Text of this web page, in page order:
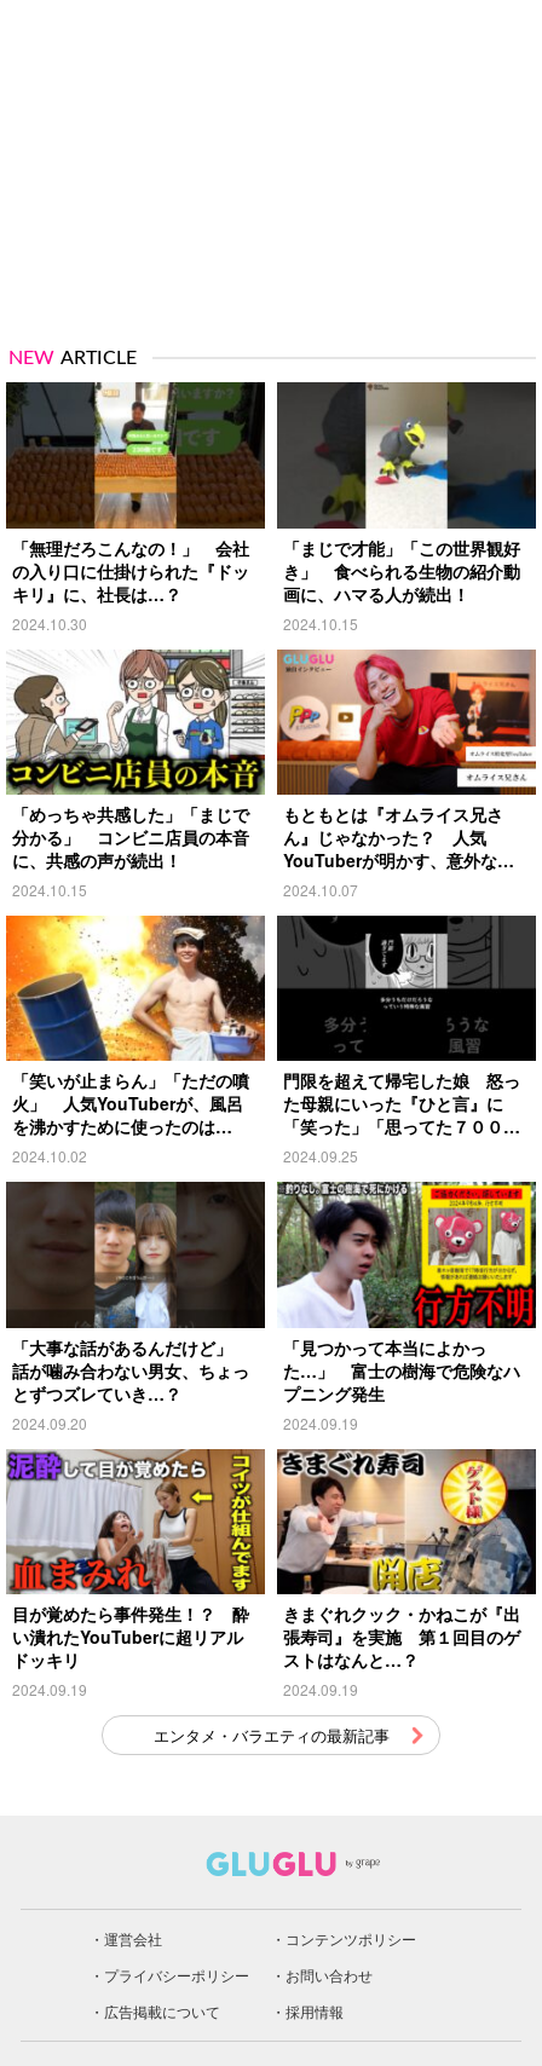
NEW ARTICLE
「無理だろこんなの！」 会社
の入り口に仕掛けられた『ドッ
キリ』に、社長は…？
2024.10.30
「まじで才能」「この世界観好
き」 食べられる生物の紹介動
画に、ハマる人が続出！
2024.10.15
「めっちゃ共感した」「まじで
分かる」 コンビニ店員の本音
に、共感の声が続出！
2024.10.15
もともとは『オムライス兄さ
ん』じゃなかった？ 人気
YouTuberが明かす、意外な過
去とは
2024.10.07
「笑いが止まらん」「ただの噴
火」 人気YouTuberが、風呂
を沸かすために使ったのは…
2024.10.02
門限を超えて帰宅した娘 怒っ
た母親にいった『ひと言』に
「笑った」「思ってた７００倍
特殊」
2024.09.25
「大事な話があるんだけど」
話が噛み合わない男女、ちょっ
とずつズレていき…？
2024.09.20
「見つかって本当によかっ
た…」 富士の樹海で危険なハ
プニング発生
2024.09.19
目が覚めたら事件発生！？ 酔
い潰れたYouTuberに超リアル
ドッキリ
2024.09.19
きまぐれクック・かねこが『出
張寿司』を実施 第１回目のゲ
ストはなんと…？
2024.09.19
エンタメ・バラエティの最新記事
運営会社
コンテンツポリシー
プライバシーポリシー
お問い合わせ
広告掲載について
採用情報